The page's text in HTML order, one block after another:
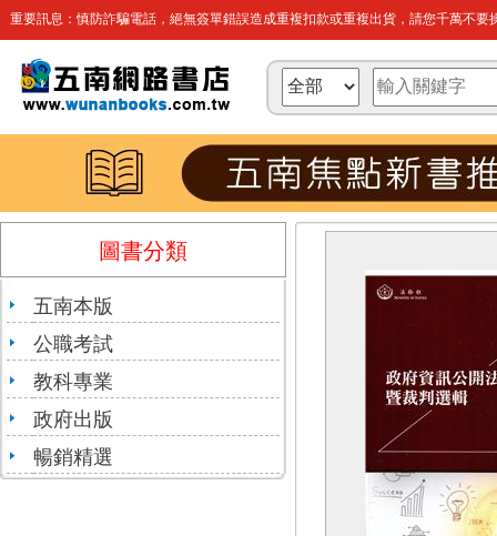
重要訊息：慎防詐騙電話，絕無簽單錯誤造成重複扣款或重複出貨，請您千萬不要
圖書分類
五南本版
公職考試
教科專業
政府出版
暢銷精選